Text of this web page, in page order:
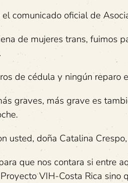
comunicado oficial de
de mujeres trans, fuimos
de cédula y ningún reparo
graves, más grave es
usted, doña Catalina
que nos contara si entre
VIH-Costa Rica